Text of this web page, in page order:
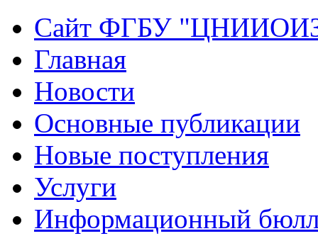
Сайт ФГБУ
Главная
Новости
Основные публикации
Новые поступления
Услуги
Информационный